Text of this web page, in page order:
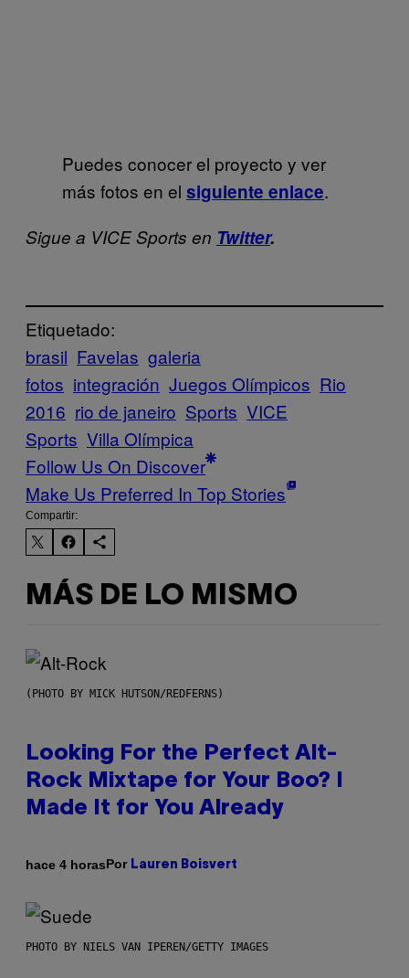
Puedes conocer el proyecto y ver
más fotos en el siguiente enlace.
Sigue a VICE Sports en Twitter.
Etiquetado:
brasil Favelas galeria
fotos integración Juegos Olímpicos Rio
2016 rio de janeiro Sports VICE
Sports Villa Olímpica
Follow Us On Discover
Make Us Preferred In Top Stories
Compartir:
MÁS DE LO MISMO
(PHOTO BY MICK HUTSON/REDFERNS)
Looking For the Perfect Alt-
Rock Mixtape for Your Boo? I
Made It for You Already
hace 4 horasPor Lauren Boisvert
PHOTO BY NIELS VAN IPEREN/GETTY IMAGES